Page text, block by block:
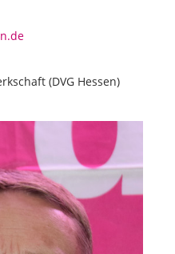
(DVG Hessen)